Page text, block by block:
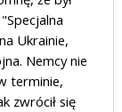
Ukrainie,
Nemcy nie
terminie,
zwrócił się